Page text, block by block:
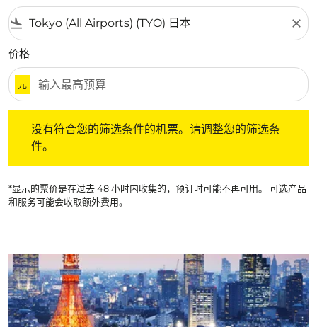
flight_land close
价格
元
没有符合您的筛选条件的机票。请调整您的筛选条
件。
*显示的票价是在过去 48 小时内收集的，预订时可能不再可用。 可选产品
和服务可能会收取额外费用。